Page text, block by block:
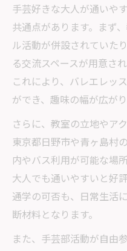
暮らしに溶け込む
日常に馴染むバ
バレエ教室と手
忙しい大人も続
生活導線に合う
手芸とバレエ教
由
手芸好きな大人が通いや
共通点があります。まず
ル活動が併設されていた
る交流スペースが用意さ
これにより、バレエレッ
ができ、趣味の幅が広がり
さらに、教室の立地やア
東京都日野市や青ヶ島村
内やバス利用が可能な場
大人でも通いやすいと好
通学の可否も、日常生活
断材料となります。
また、手芸部活動が自由